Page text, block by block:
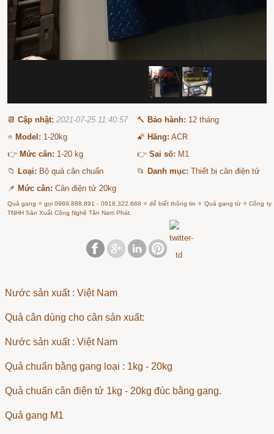
📆Cập nhật: 2021-07-25 11:40:57 🔨 Bảo hành: 12 tháng
⭐ Model: 1-20kg 🌠 Hãng: ACR
👉 Mức cân: 1-20 kg 👉Sai số: M1
📁 Loại: Bộ quả cân chuẩn 📂 Danh mục: Thiết bị cân điện tử
📌 Mức cân: Cân điện tử 20kg
Quả gang ⭐ gọi 0989.888.891 - 0918.322.668 ⭐ để biết thông tin ⭐ Quả gang từ ⭐ Công ty
TNHH Sản Xuất Công Nghệ Tân Nam Phát.
Nước sản xuất : Việt Nam
Quả cân dùng cho cân sản xuất:
Nước sản xuất : Việt Nam
Quả chuẩn bằng gang loại : 1kg - 20kg
Quả chuẩn cân điện tử 1kg - 20kg đúc bằng gang.
Quả gang M1